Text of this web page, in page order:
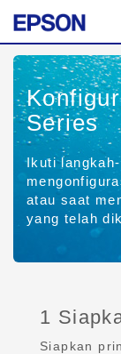
Series
Ikuti
atau saat
yang telah
1
Siapkan